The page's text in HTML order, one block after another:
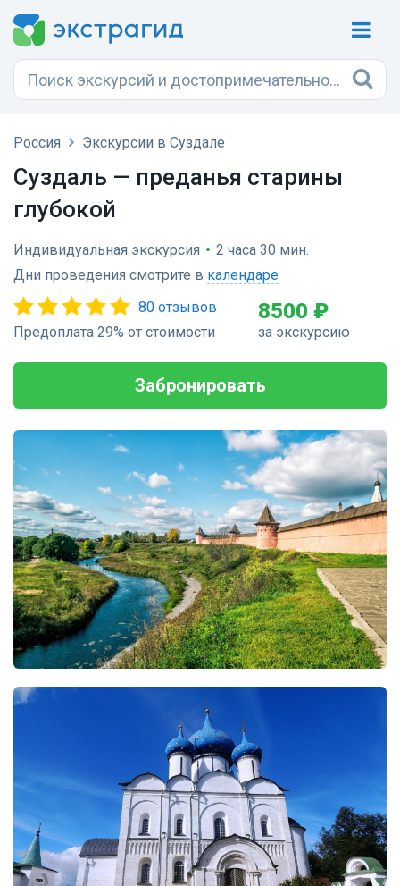
Россия Экскурсии в Суздале
Суздаль — преданья старины
глубокой
Индивидуальная экскурсия • 2 часа 30 мин.
Дни проведения смотрите в календаре
80 отзывов
Предоплата 29% от стоимости
8500 ₽
за экскурсию
Забронировать